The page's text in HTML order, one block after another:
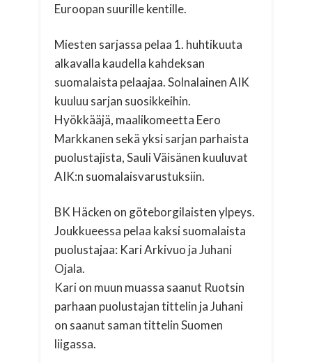
Euroopan suurille kentille.
Miesten sarjassa pelaa 1. huhtikuuta
alkavalla kaudella kahdeksan
suomalaista pelaajaa. Solnalainen AIK
kuuluu sarjan suosikkeihin.
Hyökkääjä, maalikomeetta Eero
Markkanen sekä yksi sarjan parhaista
puolustajista, Sauli Väisänen kuuluvat
AIK:n suomalaisvarustuksiin.
BK Häcken on göteborgilaisten ylpeys.
Joukkueessa pelaa kaksi suomalaista
puolustajaa: Kari Arkivuo ja Juhani
Ojala.
Kari on muun muassa saanut Ruotsin
parhaan puolustajan tittelin ja Juhani
on saanut saman tittelin Suomen
liigassa.